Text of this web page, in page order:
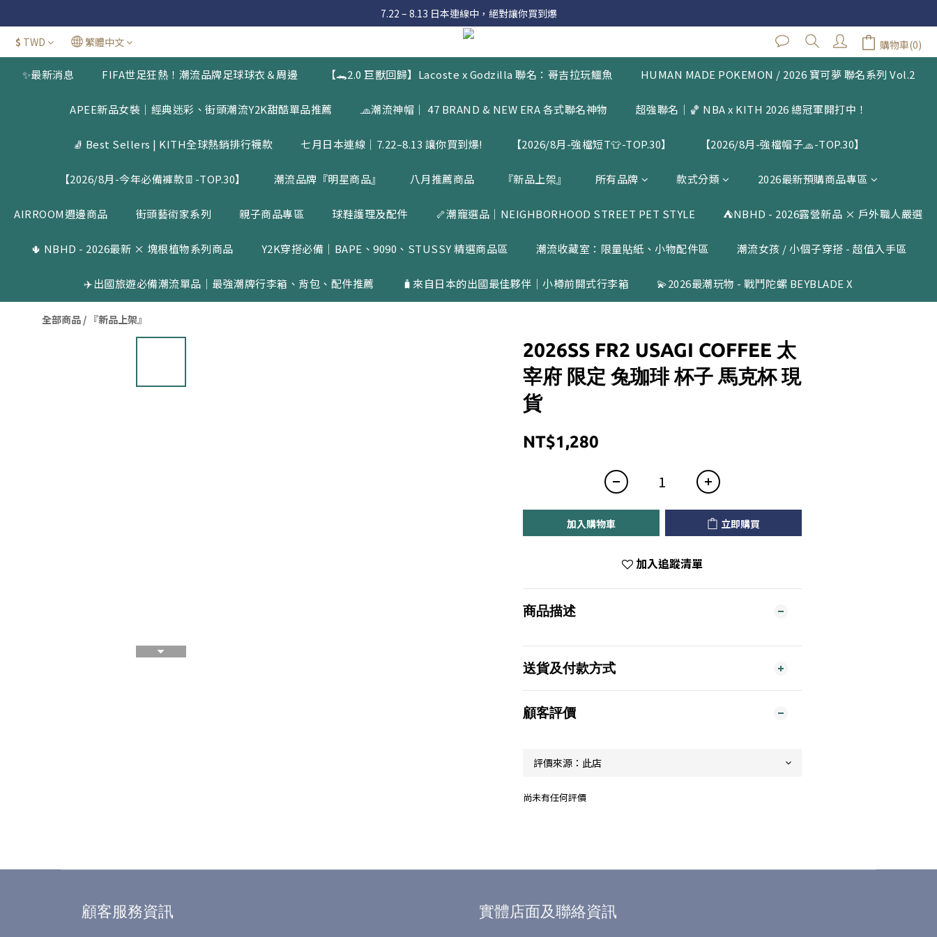
官網三週年 8月滿額送購物金 - 滿 $2000 送 $60 / 滿 $4000 送 $300 / 滿 $10000 送 $1500
7.22 – 8.13 日本連線中，絕對讓你買到爆
新加入會員享有 $50購物金  |  消費滿$5000即可免運  |  會員好康制度請詳閱公告
官網三週年 8月滿額送購物金 - 滿 $2000 送 $60 / 滿 $4000 送 $300 / 滿 $10000 送 $1500
$ TWD 繁體中文 購物車(0)
✨最新消息 FIFA世足狂熱！潮流品牌足球球衣＆周邊 【🐊2.0 巨獸回歸】Lacoste x Godzilla 聯名：哥吉拉玩鱷魚 HUMAN MADE POKEMON / 2026 寶可夢 聯名系列 Vol.2
APEE新品女裝｜經典迷彩、街頭潮流Y2K甜酷單品推薦 🧢潮流神帽｜ 47 BRAND & NEW ERA 各式聯名神物 超強聯名｜🏀 NBA x KITH 2026 總冠軍開打中！
🧦 Best Sellers | KITH全球熱銷排行襪款 七月日本連線｜7.22–8.13 讓你買到爆! 【2026/8月-強檔短T👕-TOP.30】 【2026/8月-強檔帽子🧢-TOP.30】
【2026/8月-今年必備褲款👖-TOP.30】 潮流品牌『明星商品』 八月推薦商品 『新品上架』 所有品牌 款式分類 2026最新預購商品專區
AIRROOM週邊商品 街頭藝術家系列 親子商品專區 球鞋護理及配件 🦴潮寵選品｜NEIGHBORHOOD STREET PET STYLE ⛺️NBHD - 2026露營新品 × 戶外職人嚴選
🌵 NBHD - 2026最新 × 塊根植物系列商品 Y2K穿搭必備｜BAPE、9090、STUSSY 精選商品區 潮流收藏室：限量貼紙、小物配件區 潮流女孩 / 小個子穿搭 - 超值入手區
✈️出國旅遊必備潮流單品｜最強潮牌行李箱、背包、配件推薦 🧳來自日本的出國最佳夥伴｜小樽前開式行李箱 💫2026最潮玩物 - 戰鬥陀螺 BEYBLADE X
全部商品 / 『新品上架』
2026SS FR2 USAGI COFFEE 太
宰府 限定 兔珈琲 杯子 馬克杯 現
貨
NT$1,280
加入購物車 立即購買
加入追蹤清單
商品描述
送貨及付款方式
顧客評價
尚未有任何評價
立即購買
顧客服務資訊 實體店面及聯絡資訊